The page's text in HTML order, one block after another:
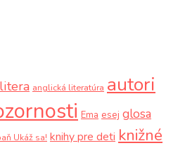
anglická literatúra autori
Ema esej glosa
Ukáž sa! knihy pre deti knižné